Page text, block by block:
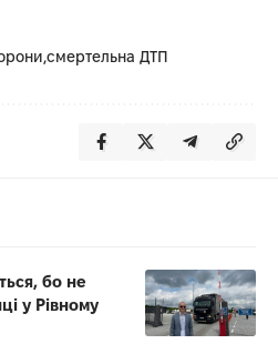
смертельна ДТП
бо не
у Рівному